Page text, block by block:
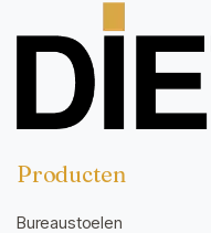
Producten
Bureaustoelen